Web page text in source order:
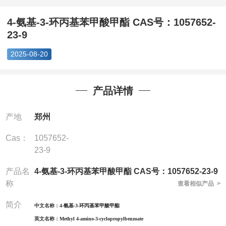
基苯甲酸甲酯 C...
4-氨基-3-环丙基苯甲酸甲酯 CAS号：1057652-
23-9
2025-08-20
产品详情
产地 郑州
Cas：
1057652-
23-9
产品名
称
4-氨基-3-环丙基苯甲酸甲酯 CAS号：1057652-23-9
查看相似产品 >
简介 中文名称： 4-氨基-3-环丙基苯甲酸甲酯
英文名称： Methyl 4-amino-3-cyclopropylbenzoate